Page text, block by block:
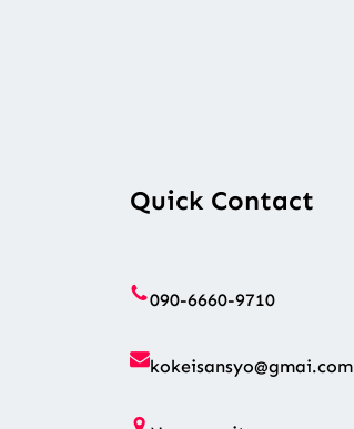
Quick Contact
090-6660-9710
kokeisansyo@gmai.com